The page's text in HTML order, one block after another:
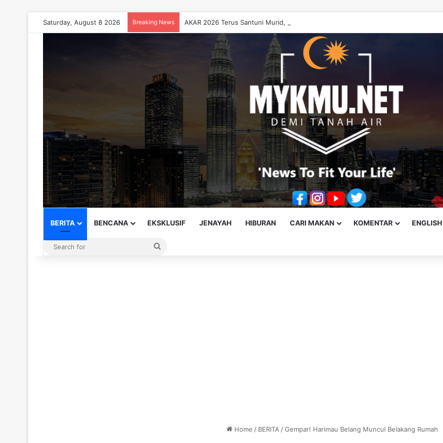
Saturday, August 8 2026 Breaking News AKAR 2026 Terus Santuni Murid, Gilap Kreativiti Generasi Muda
BERITA BENCANA EKSKLUSIF JENAYAH HIBURAN CARI MAKAN KOMENTAR
Home / BERITA /Gempar! Harimau Belang Muncul Belakang Rumah